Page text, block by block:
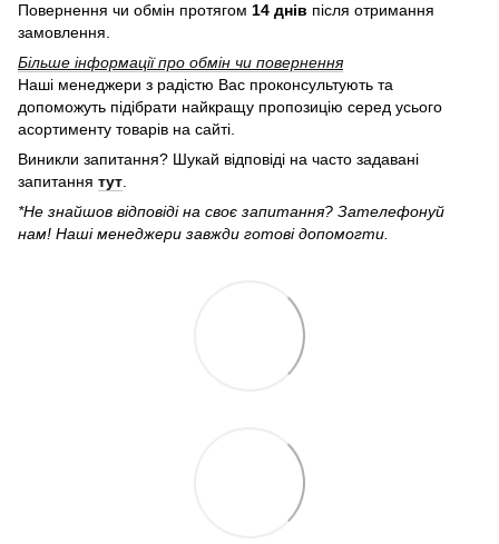
Повернення чи обмін протягом 14 днів після отримання
замовлення.
Більше інформації про обмін чи повернення
Наші менеджери з радістю Вас проконсультують та
допоможуть підібрати найкращу пропозицію серед усього
асортименту товарів на сайті.
Виникли запитання? Шукай відповіді на часто задавані
запитання тут
*Не знайшов відповіді на своє запитання? Зателефонуй
нам! Наші менеджери завжди готові допомогти.